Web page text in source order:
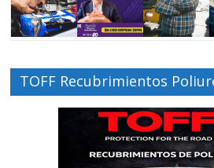
TOFF Recubrimientos